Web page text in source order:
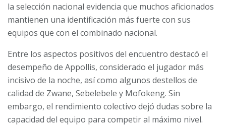
la selección nacional evidencia que muchos aficionados
mantienen una identificación más fuerte con sus
equipos que con el combinado nacional.
Entre los aspectos positivos del encuentro destacó el
desempeño de Appollis, considerado el jugador más
incisivo de la noche, así como algunos destellos de
calidad de Zwane, Sebelebele y Mofokeng. Sin
embargo, el rendimiento colectivo dejó dudas sobre la
capacidad del equipo para competir al máximo nivel.